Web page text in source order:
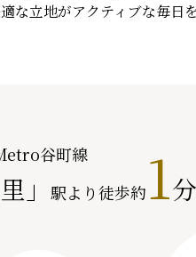
立地がアクティブな毎日
谷町線
」 駅より徒歩約1分